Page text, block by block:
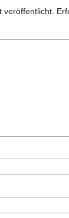
veröffentlicht.